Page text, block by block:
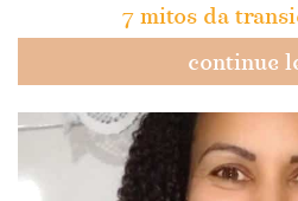
7 mitos da
continue